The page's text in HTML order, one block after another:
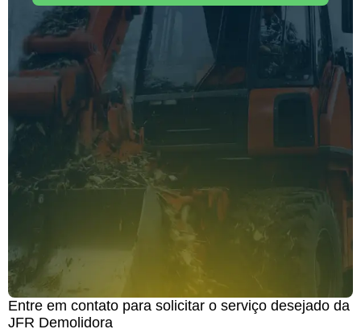
Entre em contato para solicitar o serviço desejado da
JFR Demolidora